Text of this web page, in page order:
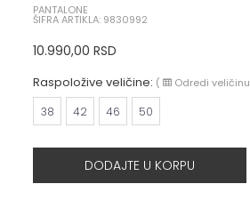
PANTALONE
ŠIFRA ARTIKLA: 9830992
10.990,00 RSD
Raspoložive veličine: ( Odredi veličinu
38 42 46 50
DODAJTE U KORPU